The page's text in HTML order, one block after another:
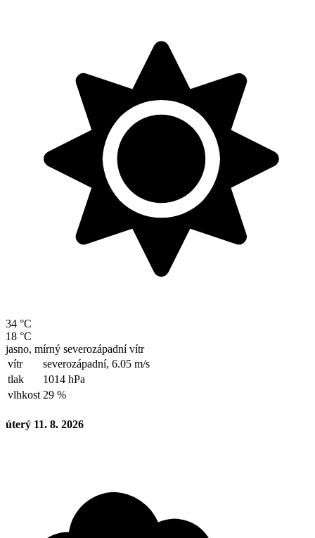
34 °C
18 °C
jasno, mírný severozápadní vítr
vítr
severozápadní, 6.05 m/s
tlak
1014 hPa
vlhkost 29 %
úterý 11. 8. 2026